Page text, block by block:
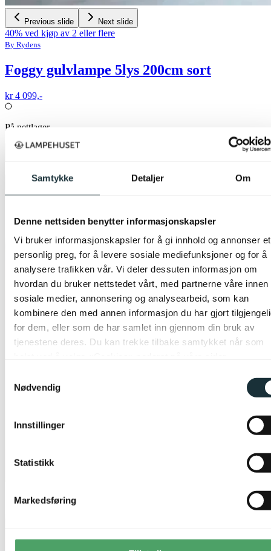
Samtykke Detaljer Om
Denne nettsiden benytter informasjonskapsler
Vi bruker informasjonskapsler for å gi innhold og annonser et
personlig preg, for å levere sosiale mediefunksjoner og for å
analysere trafikken vår. Vi deler dessuten informasjon om
hvordan du bruker nettstedet vårt, med partnerne våre innen
sosiale medier, annonsering og analysearbeid, som kan
kombinere den med annen informasjon du har gjort
for dem, eller som de har samlet inn gjennom din bruk av
tjenestene deres. Du kan trekke tilbake samtykket når som
Nødvendig
Innstillinger
Statistikk
Markedsføring
Previous slide Next slide
40% ved kjøp av 2 eller flere
By Rydens
Foggy gulvlampe 5lys 200cm sort
kr 4 099,-
På nettlager
Legg til ønskeliste